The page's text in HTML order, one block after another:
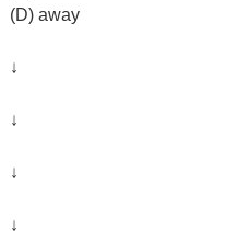
(D) away
↓
↓
↓
↓